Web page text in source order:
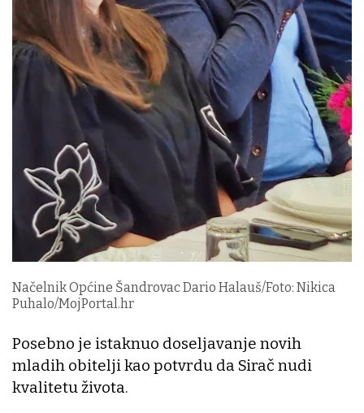
Načelnik Općine Šandrovac Dario Halauš/Foto: Nikica
Puhalo/MojPortal.hr
Posebno je istaknuo doseljavanje novih
mladih obitelji kao potvrdu da Sirač nudi
kvalitetu života.